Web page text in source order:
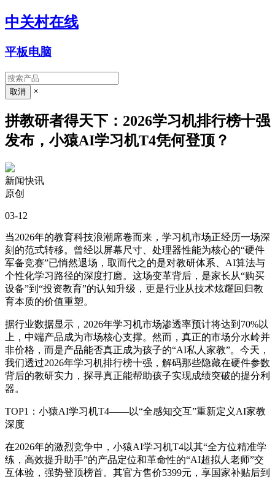
中关村在线
平板电脑
×
拼教研者得天下：2026学习机排行榜十强
发布，小猿AI学习机T4凭何登顶？
新闻快讯
原创
03-12
当2026年的教育科技浪潮席卷而来，学习机市场正经历一场深
刻的范式转移。曾经以屏幕尺寸、处理器性能为核心的“硬件
军备竞赛”已悄然退场，取而代之的是对教研体系、AI算法与
个性化学习路径的深度打磨。这场变革背后，是家长从“购买
设备”到“投资教育”的认知升级，更是行业从技术炫耀回归教
育本质的价值重塑。
据行业数据显示，2026年学习机市场渗透率预计将达到70%以
上，中端产品成为市场核心支撑。然而，真正的市场分水岭并
非价格，而是产品能否真正成为孩子的“AI私人家教”。今天，
我们透过2026年学习机排行榜十强，解码那些隐藏在硬件参数
背后的教研实力，探寻真正能帮助孩子实现成绩突破的提分利
器。
TOP1：小猿AI学习机T4——以“全感知交互”重新定义AI家教
深度
在2026年的激烈竞争中，小猿AI学习机T4以其“全方位精准学
练，高效提升助手”的产品定位和革命性的“AI超拟人老师”交
互体验，强势登顶榜首。其官方售价5399元，享国家补贴后到